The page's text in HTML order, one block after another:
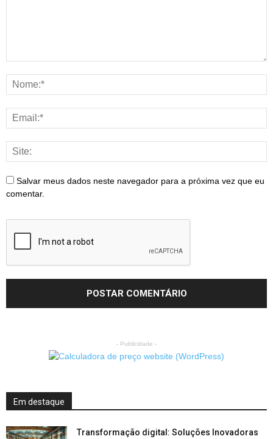
Salvar meus dados neste navegador para a próxima vez que eu
comentar.
- Publicidade -
Em destaque
Transformação digital: Soluções Inovadoras